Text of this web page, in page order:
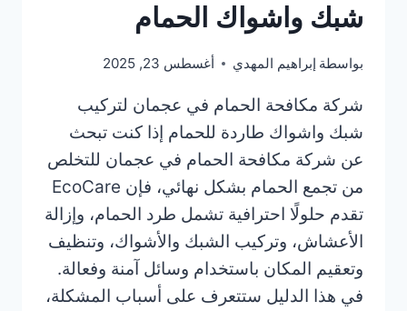
شبك واشواك الحمام
بواسطة إبراهيم المهدي أغسطس 23, 2025
شركة مكافحة الحمام في عجمان لتركيب
شبك واشواك طاردة للحمام إذا كنت تبحث
عن شركة مكافحة الحمام في عجمان للتخلص
من تجمع الحمام بشكل نهائي، فإن EcoCare
تقدم حلولًا احترافية تشمل طرد الحمام، وإزالة
الأعشاش، وتركيب الشبك والأشواك، وتنظيف
وتعقيم المكان باستخدام وسائل آمنة وفعالة.
في هذا الدليل ستتعرف على أسباب المشكلة،